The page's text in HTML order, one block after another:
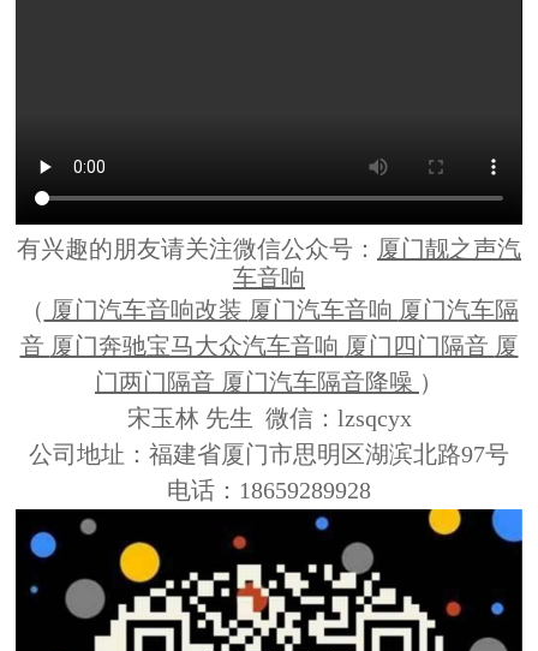
有兴趣的朋友请关注微信公众号： 厦门靓之声汽
车音响
（ 厦门汽车音响改装 厦门汽车音响 厦门汽车隔
音 厦门奔驰宝马大众汽车音响 厦门四门隔音 厦
门两门隔音 厦门汽车隔音降噪 ）
宋玉林 先生 微信：lzsqcyx
公司地址：福建省厦门市思明区湖滨北路97号
电话：18659289928